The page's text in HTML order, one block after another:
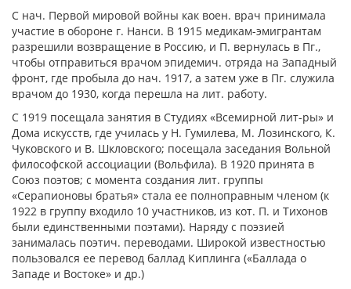
С нач. Первой мировой войны как воен. врач принимала
участие в обороне г. Нанси. В 1915 медикам-эмигрантам
разрешили возвращение в Россию, и П. вернулась в Пг.,
чтобы отправиться врачом эпидемич. отряда на Западный
фронт, где пробыла до нач. 1917, а затем уже в Пг. служила
врачом до 1930, когда перешла на лит. работу.
С 1919 посещала занятия в Студиях «Всемирной лит-ры» и
Дома искусств, где училась у Н. Гумилева, М. Лозинского, К.
Чуковского и В. Шкловского; посещала заседания Вольной
философской ассоциации (Вольфила). В 1920 принята в
Союз поэтов; с момента создания лит. группы
«Серапионовы братья» стала ее полноправным членом (к
1922 в группу входило 10 участников, из кот. П. и Тихонов
были единственными поэтами). Наряду с поэзией
занималась поэтич. переводами. Широкой известностью
пользовался ее перевод баллад Киплинга («Баллада о
Западе и Востоке» и др.)